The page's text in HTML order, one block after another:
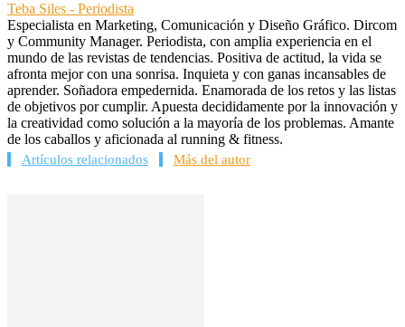
Teba Siles - Periodista
Especialista en Marketing, Comunicación y Diseño Gráfico. Dircom
y Community Manager. Periodista, con amplia experiencia en el
mundo de las revistas de tendencias. Positiva de actitud, la vida se
afronta mejor con una sonrisa. Inquieta y con ganas incansables de
aprender. Soñadora empedernida. Enamorada de los retos y las listas
de objetivos por cumplir. Apuesta decididamente por la innovación y
la creatividad como solución a la mayoría de los problemas. Amante
de los caballos y aficionada al running & fitness.
Artículos relacionados Más del autor